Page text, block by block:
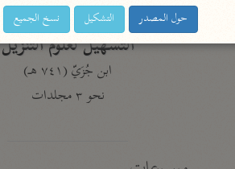
نحو ١١ مجلدًا
التسهيل لعلوم التنزيل
ابن جُزَيّ (٧٤١ هـ)
نحو ٣ مجلدات
حول المصدر التشكيل نسخ الجميع